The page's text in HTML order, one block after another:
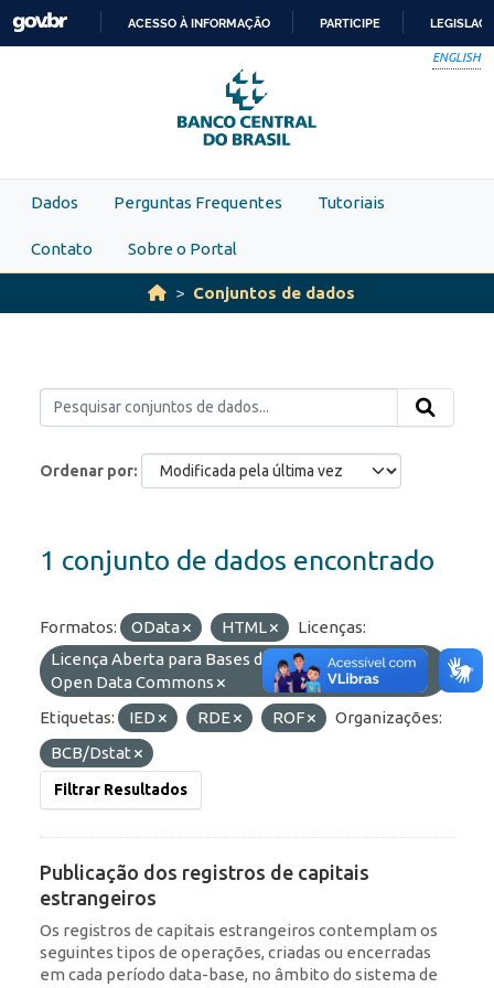
Skip to main content
PARA
O
CONTEÚDO
ACESSO À INFORMAÇÃO PARTICIPE
ENGLISH
Dados Perguntas Frequentes Tutoriais
Contato Sobre o Portal
Conjuntos de dados
Ordenar por
1 conjunto de dados encontrado
Formatos: OData HTML
Licenças:
Licença Aberta para Bases de Dados (ODbL) do
Open Data Commons
Etiquetas:
IED RDE ROF
Organizações:
BCB/Dstat
Filtrar Resultados
Publicação dos registros de capitais
estrangeiros
Os registros de capitais estrangeiros contemplam os
seguintes tipos de operações, criadas ou encerradas
em cada período data-base, no âmbito do sistema de